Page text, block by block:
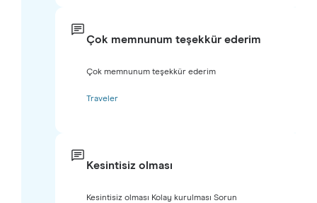
Çok memnunum teşekkür ederim
Çok memnunum teşekkür ederim
Traveler
Kesintisiz olması
Kesintisiz olması Kolay kurulması Sorun